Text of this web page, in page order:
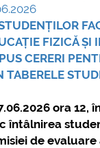
FIZICĂ ȘI
CERERI
TABERELE
ora 12,
întâlnirea
de evaluare